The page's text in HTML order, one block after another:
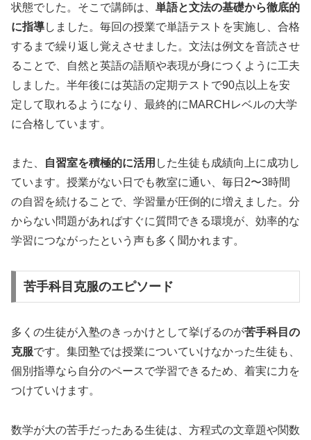
状態でした。そこで講師は、 単語と文法の基礎から徹底的
に指導しました。毎回の授業で単語テストを実施し、合格
するまで繰り返し覚えさせました。文法は例文を音読させ
ることで、自然と英語の語順や表現が身につくように工夫
しました。半年後には英語の定期テストで90点以上を安
定して取れるようになり、最終的にMARCHレベルの大学
に合格しています。
また、 自習室を積極的に活用 した生徒も成績向上に成功し
ています。授業がない日でも教室に通い、毎日2〜3時間
の自習を続けることで、学習量が圧倒的に増えました。分
からない問題があればすぐに質問できる環境が、効率的な
学習につながったという声も多く聞かれます。
苦手科目克服のエピソード
多くの生徒が入塾のきっかけとして挙げるのが苦手科目の
克服です。集団塾では授業についていけなかった生徒も、
個別指導なら自分のペースで学習できるため、着実に力を
つけていけます。
数学が大の苦手だったある生徒は、方程式の文章題や関数